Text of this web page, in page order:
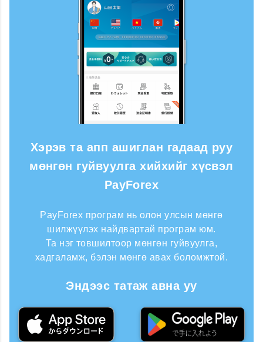
Хэрэв та апп ашиглан гадаад руу
мөнгөн гуйвуулга хийхийг хүсвэл
PayForex
PayForex програм нь олон улсын мөнгө
шилжүүлэх найдвартай програм юм.
Та нэг товшилтоор мөнгөн гуйвуулга,
хадгаламж, бэлэн мөнгө авах боломжтой.
Эндээс татаж авна уу